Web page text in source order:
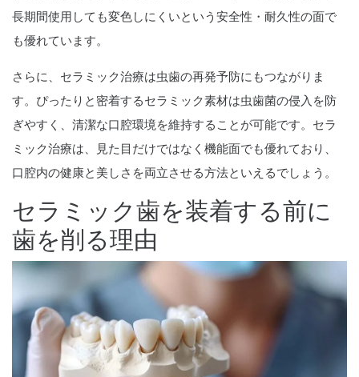
長期間使用しても変色しにくいという安全性・耐久性の面で
も優れています。
さらに、セラミック治療は虫歯の再発予防にもつながりま
す。ぴったりと密着するセラミック素材は虫歯菌の侵入を防
ぎやすく、清潔な口腔環境を維持することが可能です。セラ
ミック治療は、見た目だけではなく機能面でも優れており、
口腔内の健康と美しさを両立させる方法といえるでしょう。
セラミック歯を装着する前に
歯を削る理由